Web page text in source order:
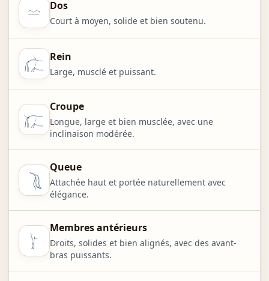
Dos
Court à moyen, solide et bien soutenu.
Rein
Large, musclé et puissant.
Croupe
Longue, large et bien musclée, avec une
inclinaison modérée.
Queue
Attachée haut et portée naturellement avec
élégance.
Membres antérieurs
Droits, solides et bien alignés, avec des avant-
bras puissants.